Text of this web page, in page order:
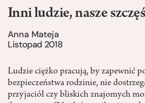
Inni ludzie, nasze
Anna Mateja
Listopad 2018
Ludzie ciężko pracują, by zapewnić
bezpieczeństwa rodzinie, nie
przyjaciół czy bliskich znajomych